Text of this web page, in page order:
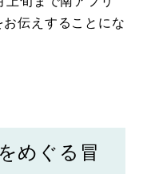
伝えすることにな
めぐる冒